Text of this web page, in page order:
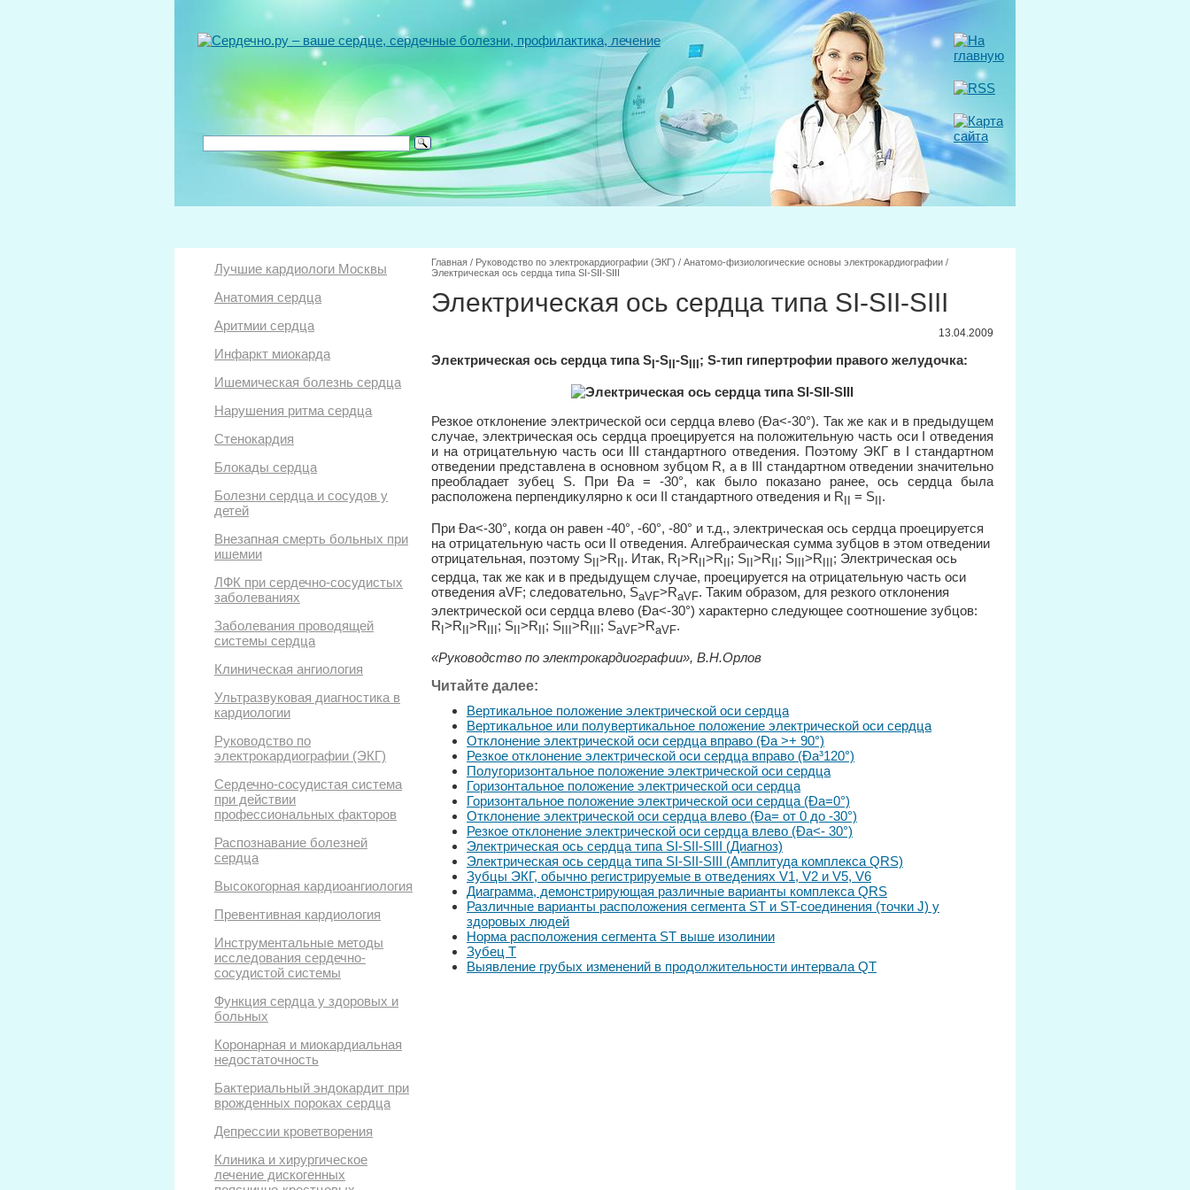
Лучшие кардиологи Москвы
Анатомия сердца
Аритмии сердца
Инфаркт миокарда
Ишемическая болезнь сердца
Нарушения ритма сердца
Стенокардия
Блокады сердца
Болезни сердца и сосудов у
детей
Внезапная смерть больных при
ишемии
ЛФК при сердечно-сосудистых
заболеваниях
Заболевания проводящей
системы сердца
Клиническая ангиология
Ультразвуковая диагностика в
кардиологии
Руководство по
электрокардиографии (ЭКГ)
Сердечно-сосудистая система
при действии
профессиональных факторов
Распознавание болезней
сердца
Высокогорная кардиоангиология
Превентивная кардиология
Инструментальные методы
исследования сердечно-
сосудистой системы
Функция сердца у здоровых и
больных
Коронарная и миокардиальная
недостаточность
Бактериальный эндокардит при
врожденных пороках сердца
Депрессии кроветворения
Клиника и хирургическое
лечение дискогенных
Главная / Руководство по электрокардиографии (ЭКГ) / Анатомо-физиологические основы электрокардиографии /
Электрическая ось сердца типа SI-SII-SIII
Электрическая ось сердца типа SI-SII-SIII
13.04.2009
Электрическая ось сердца типа S -S -S ; S-тип гипертрофии правого желудочка:
Резкое отклонение электрической оси сердца влево (Ða<-30°). Так же как и в предыдущем
случае, электрическая ось сердца проецируется на положительную часть оси I отведения
и на отрицательную часть оси III стандартного отведения. Поэтому ЭКГ в I стандартном
отведении представлена в основном зубцом R, а в III стандартном отведении значительно
преобладает зубец S. При Ða = -30°, как было показано ранее, ось сердца была
расположена перпендикулярно к оси II стандартного отведения и R
= S .
При Ða<-30°, когда он равен -40°, -60°, -80° и т.д., электрическая ось сердца проецируется
на отрицательную часть оси II отведения. Алгебраическая сумма зубцов в этом отведении
отрицательная, поэтому S >R . Итак, R >R >R ; S >R ; S >R
; Электрическая ось
сердца, так же как и в предыдущем случае, проецируется на отрицательную часть оси
отведения aVF; следовательно, SaVF>RaVF. Таким образом, для резкого отклонения
электрической оси сердца влево (Ða<-30°) характерно следующее соотношение зубцов:
R >R >R ; S >R ; S >R ; SaVF>RaVF.
«Руководство по электрокардиографии», В.Н.Орлов
Читайте далее:
Вертикальное положение электрической оси сердца
Вертикальное или полувертикальное положение электрической оси сердца
Отклонение электрической оси сердца вправо (Ða >+ 90°)
Резкое отклонение электрической оси сердца вправо (Ða³120°)
Полугоризонтальное положение электрической оси сердца
Горизонтальное положение электрической оси сердца
Горизонтальное положение электрической оси сердца (Ða=0°)
Отклонение электрической оси сердца влево (Ða= от 0 до -30°)
Резкое отклонение электрической оси сердца влево (Ða<- 30°)
Электрическая ось сердца типа SI-SII-SIII (Диагноз)
Электрическая ось сердца типа SI-SII-SIII (Амплитуда комплекса QRS)
Зубцы ЭКГ, обычно регистрируемые в отведениях V1, V2 и V5, V6
Диаграмма, демонстрирующая различные варианты комплекса QRS
Различные варианты расположения сегмента ST и ST-соединения (точки J) у
здоровых людей
Норма расположения сегмента ST выше изолинии
Зубец Т
Выявление грубых изменений в продолжительности интервала QT